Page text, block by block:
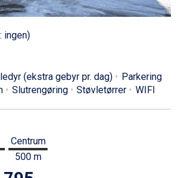
ingen)
(ekstra gebyr pr. dag)
Parkering
Slutrengøring Støvletørrer WIFI
Centrum
500 m